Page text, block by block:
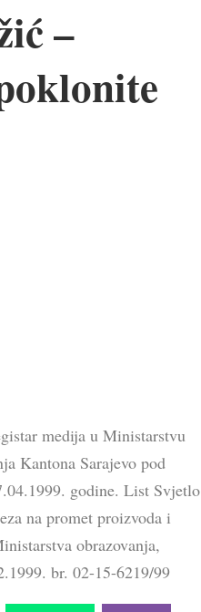
–
medija u Ministarstvu
Kantona Sarajevo pod
godine. List Svjetlo
na promet proizvoda i
obrazovanja,
br. 02-15-6219/99